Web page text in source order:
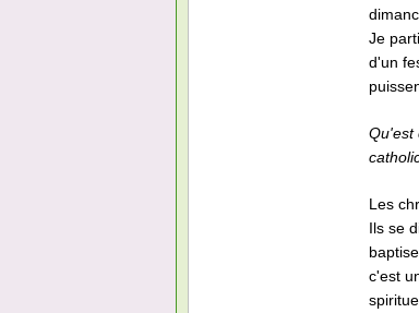
Je
d'un
Qu'est
Les
Ils se
c'est